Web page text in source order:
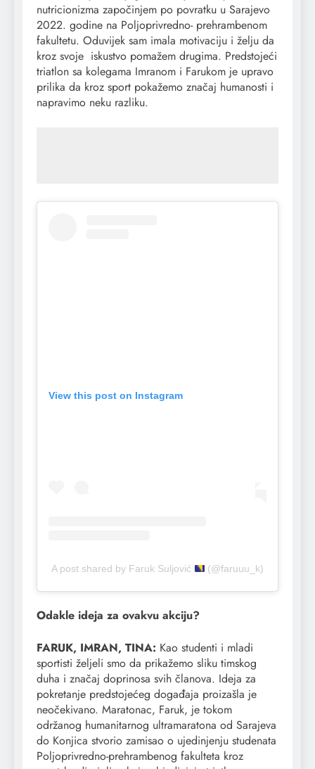
nutricionizma započinjem po povratku u Sarajevo
2022. godine na Poljoprivredno- prehrambenom
fakultetu. Oduvijek sam imala motivaciju i želju da
kroz svoje iskustvo pomažem drugima. Predstojeći
triatlon sa kolegama Imranom i Farukom je upravo
prilika da kroz sport pokažemo značaj humanosti i
napravimo neku razliku.
View this post on Instagram
A post shared by Faruk Suljović (@faruuu_k)
Odakle ideja za ovakvu akciju?
FARUK, IMRAN, TINA: Kao studenti i mladi
sportisti željeli smo da prikažemo sliku timskog
duha i značaj doprinosa svih članova. Ideja za
pokretanje predstojećeg događaja proizašla je
neočekivano. Maratonac, Faruk, je tokom
održanog humanitarnog ultramaratona od Sarajeva
do Konjica stvorio zamisao o ujedinjenju studenata
Poljoprivredno-prehrambenog fakulteta kroz